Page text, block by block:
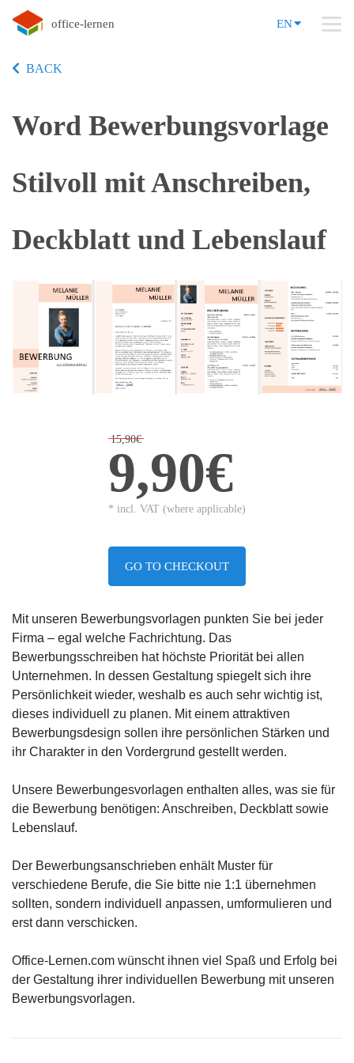
office-lernen EN
BACK
Word Bewerbungsvorlage
Stilvoll mit Anschreiben,
Deckblatt und Lebenslauf
15,90€
9,90€
* incl. VAT (where applicable)
GO TO CHECKOUT
Mit unseren Bewerbungsvorlagen punkten Sie bei jeder
Firma – egal welche Fachrichtung. Das
Bewerbungsschreiben hat höchste Priorität bei allen
Unternehmen. In dessen Gestaltung spiegelt sich ihre
Persönlichkeit wieder, weshalb es auch sehr wichtig ist,
dieses individuell zu planen. Mit einem attraktiven
Bewerbungsdesign sollen ihre persönlichen Stärken und
ihr Charakter in den Vordergrund gestellt werden.
Unsere Bewerbungesvorlagen enthalten alles, was sie für
die Bewerbung benötigen: Anschreiben, Deckblatt sowie
Lebenslauf.
Der Bewerbungsanschrieben enhält Muster für
verschiedene Berufe, die Sie bitte nie 1:1 übernehmen
sollten, sondern individuell anpassen, umformulieren und
erst dann verschicken.
Office-Lernen.com wünscht ihnen viel Spaß und Erfolg bei
der Gestaltung ihrer individuellen Bewerbung mit unseren
Bewerbungsvorlagen.